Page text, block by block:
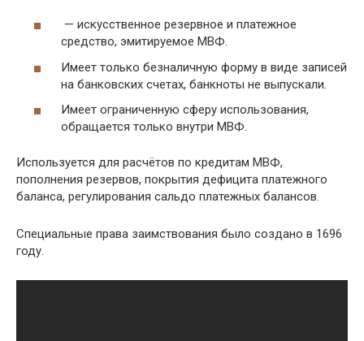
— искусственное резервное и платежное
средство, эмитируемое МВФ.
Имеет только безналичную форму в виде записей
на банковских счетах, банкноты не выпускали.
Имеет ограниченную сферу использования,
обращается только внутри МВФ.
Используется для расчётов по кредитам МВФ,
пополнения резервов, покрытия дефицита платежного
баланса, регулирования сальдо платежных балансов.
Специальные права заимствования было создано в 1696
году.